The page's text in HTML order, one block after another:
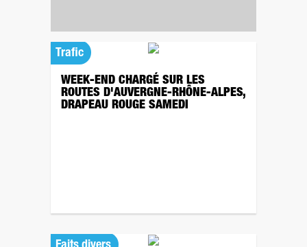
Trafic
WEEK-END CHARGÉ SUR LES
ROUTES D'AUVERGNE-RHÔNE-ALPES,
DRAPEAU ROUGE SAMEDI